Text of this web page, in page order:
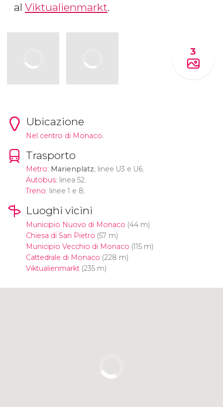
al Viktualienmarkt.
3
Ubicazione
Nel centro di Monaco.
Trasporto
Metro: Marienplatz, linee U3 e U6.
Autobus: linea 52.
Treno: linee 1 e 8.
Luoghi vicini
Municipio Nuovo di Monaco (44 m)
Chiesa di San Pietro (57 m)
Municipio Vecchio di Monaco (115 m)
Cattedrale di Monaco (228 m)
Viktualienmarkt(235 m)